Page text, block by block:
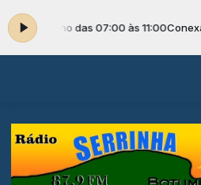
Caetano das 07:00 às 11:00